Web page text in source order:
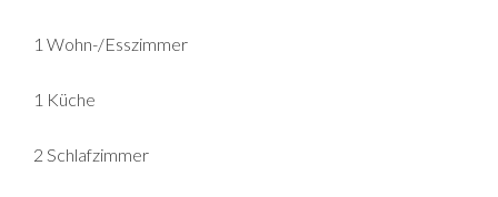
1 Wohn-/Esszimmer
1 Küche
2 Schlafzimmer